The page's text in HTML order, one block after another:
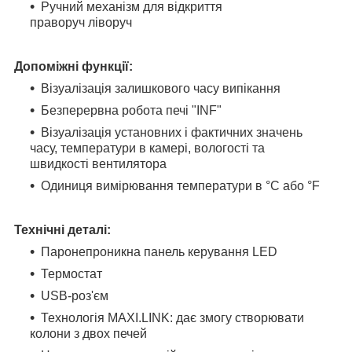
Ручний механізм для відкриття
праворуч ліворуч
Допоміжні функції:
Візуалізація залишкового часу випікання
Безперервна робота печі "INF"
Візуалізація установних і фактичних значень
часу, температури в камері, вологості та
швидкості вентилятора
Одиниця вимірювання температури в °C або °F
Технічні деталі:
Паронепроникна панель керування LED
Термостат
USB-роз'єм
Технологія MAXI.LINK: дає змогу створювати
колони з двох печей